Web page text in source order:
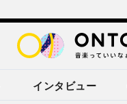
インタビュー